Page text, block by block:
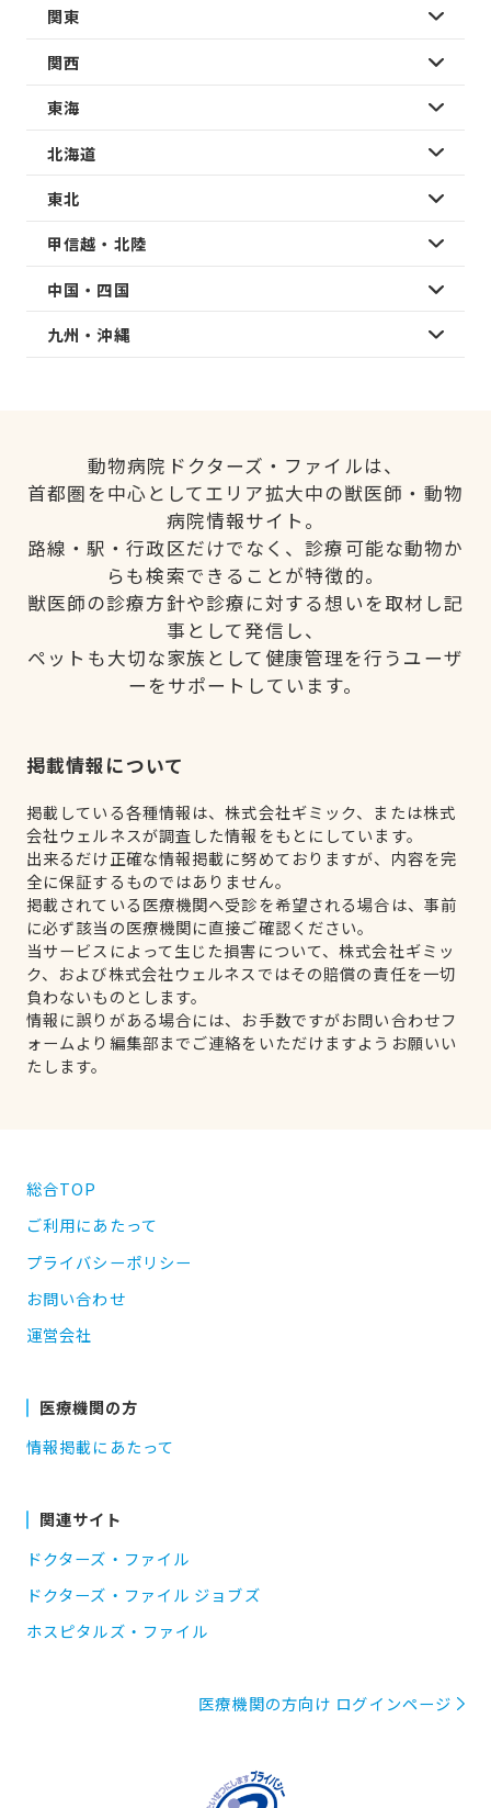
関東
関西
東海
北海道
東北
甲信越・北陸
中国・四国
九州・沖縄
動物病院ドクターズ・ファイルは、
首都圏を中心としてエリア拡大中の獣医師・動物
病院情報サイト。
路線・駅・行政区だけでなく、診療可能な動物か
らも検索できることが特徴的。
獣医師の診療方針や診療に対する想いを取材し記
事として発信し、
ペットも大切な家族として健康管理を行うユーザ
ーをサポートしています。
掲載情報について
掲載している各種情報は、株式会社ギミック、または株式
会社ウェルネスが調査した情報をもとにしています。
出来るだけ正確な情報掲載に努めておりますが、内容を完
全に保証するものではありません。
掲載されている医療機関へ受診を希望される場合は、事前
に必ず該当の医療機関に直接ご確認ください。
当サービスによって生じた損害について、株式会社ギミッ
ク、および株式会社ウェルネスではその賠償の責任を一切
負わないものとします。
情報に誤りがある場合には、お手数ですがお問い合わせフ
ォームより編集部までご連絡をいただけますようお願いい
たします。
総合TOP
ご利用にあたって
プライバシーポリシー
お問い合わせ
運営会社
医療機関の方
情報掲載にあたって
関連サイト
ドクターズ・ファイル
ドクターズ・ファイル ジョブズ
ホスピタルズ・ファイル
医療機関の方向け ログインページ